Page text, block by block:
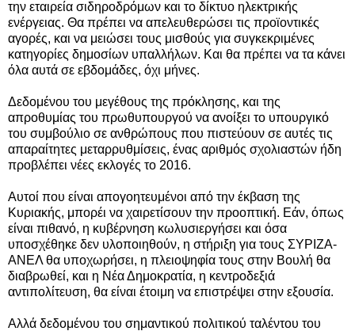
την εταιρεία σιδηροδρόμων και το δίκτυο ηλεκτρικής
ενέργειας. Θα πρέπει να απελευθερώσει τις προϊοντικές
αγορές, και να μειώσει τους μισθούς για συγκεκριμένες
κατηγορίες δημοσίων υπαλλήλων. Και θα πρέπει να τα κάνει
όλα αυτά σε εβδομάδες, όχι μήνες.
Δεδομένου του μεγέθους της πρόκλησης, και της
απροθυμίας του πρωθυπουργού να ανοίξει το υπουργικό
του συμβούλιο σε ανθρώπους που πιστεύουν σε αυτές τις
απαραίτητες μεταρρυθμίσεις, ένας αριθμός σχολιαστών ήδη
προβλέπει νέες εκλογές το 2016.
Αυτοί που είναι απογοητευμένοι από την έκβαση της
Κυριακής, μπορέι να χαιρετίσουν την προοπτική. Εάν, όπως
είναι πιθανό, η κυβέρνηση κωλυσιεργήσει και όσα
υποσχέθηκε δεν υλοποιηθούν, η στήριξη για τους ΣΥΡΙΖΑ-
ΑΝΕΛ θα υποχωρήσει, η πλειοψηφία τους στην Βουλή θα
διαβρωθεί, και η Νέα Δημοκρατία, η κεντροδεξιά
αντιπολίτευση, θα είναι έτοιμη να επιστρέψει στην εξουσία.
Αλλά δεδομένου του σημαντικού πολιτικού ταλέντου του